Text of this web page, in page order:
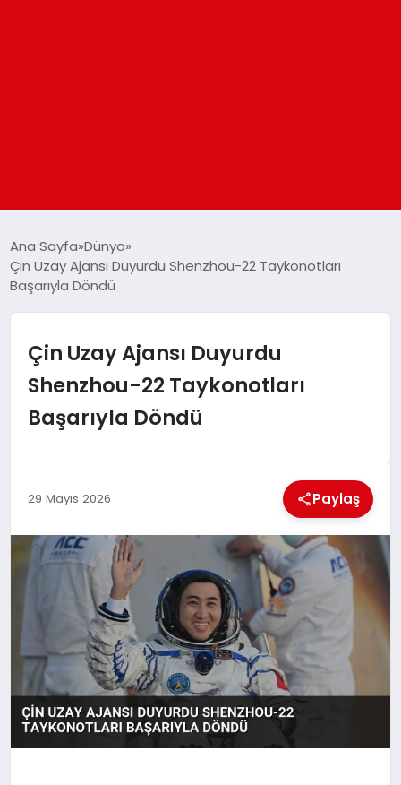
GÜNDEM
DÜNYA
EĞITIM
MAGAZIN
SAĞLIK
SPOR
TEKNOLOJI
Ana Sayfa Dünya
Çin Uzay Ajansı Duyurdu Shenzhou-22 Taykonotları
Başarıyla Döndü
Çin Uzay Ajansı Duyurdu
Shenzhou-22 Taykonotları
Başarıyla Döndü
29 Mayıs 2026 Paylaş